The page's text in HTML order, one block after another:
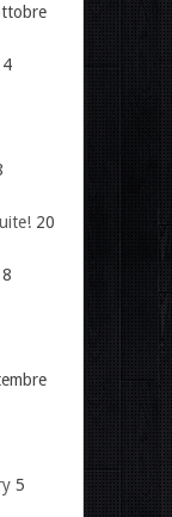
4
20
5